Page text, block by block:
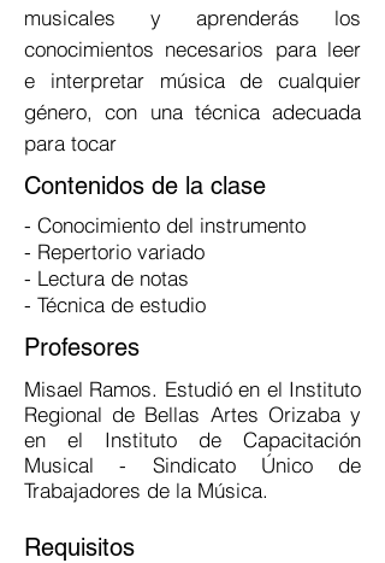
musicales y aprenderás los
conocimientos necesarios para leer
e interpretar música de cualquier
género, con una técnica adecuada
para tocar
Contenidos de la clase
- Conocimiento del instrumento
- Repertorio variado
- Lectura de notas
- Técnica de estudio
Profesores
Misael Ramos. Estudió en el Instituto
Regional de Bellas Artes Orizaba y
en el Instituto de Capacitación
Musical - Sindicato Único de
Trabajadores de la Música.
Requisitos